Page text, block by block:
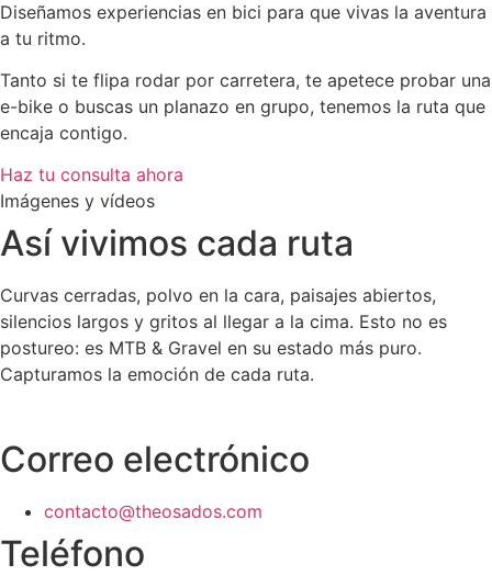
Diseñamos experiencias en bici para que vivas la aventura
a tu ritmo.
Tanto si te flipa rodar por carretera, te apetece probar una
e-bike o buscas un planazo en grupo, tenemos la ruta que
encaja contigo.
Haz tu consulta ahora
Imágenes y vídeos
Así vivimos cada ruta
Curvas cerradas, polvo en la cara, paisajes abiertos,
silencios largos y gritos al llegar a la cima. Esto no es
postureo: es MTB & Gravel en su estado más puro.
Capturamos la emoción de cada ruta.
Correo electrónico
contacto@theosados.com
Teléfono